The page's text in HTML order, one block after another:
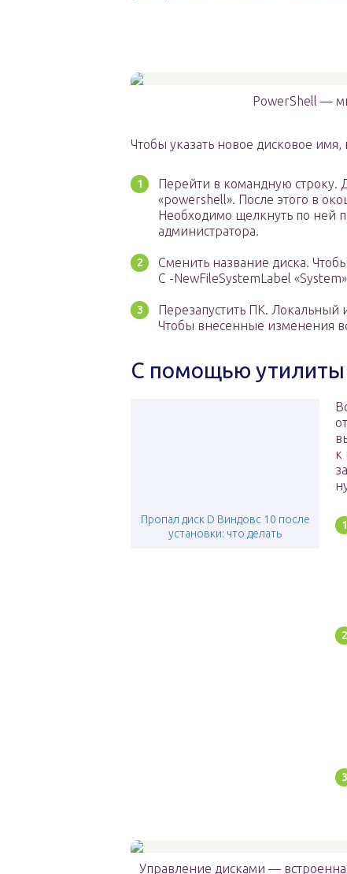
PowerShell —
Чтобы указать новое дисковое
Перейти в командную строку.
«powershell». После этого в
Необходимо щелкнуть по ней
администратора.
Сменить название диска.
C -NewFileSystemLabel
Перезапустить ПК. Локальный
Чтобы внесенные изменения
С помощью утилиты
Пропал диск D Виндовс 10 после
установки: что делать
к
Управление дисками —